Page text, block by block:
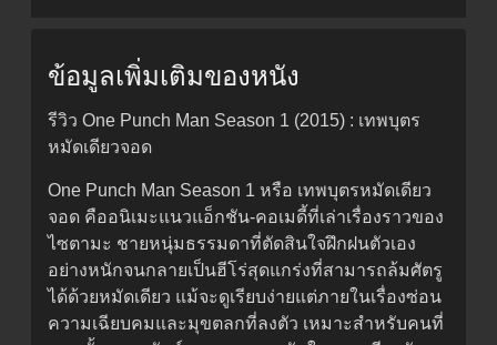
ข้อมูลเพิ่มเติมของหนัง
รีวิว One Punch Man Season 1 (2015) : เทพบุตร
หมัดเดียวจอด
One Punch Man Season 1 หรือ เทพบุตรหมัดเดียว
จอด คืออนิเมะแนวแอ็กชัน-คอเมดี้ที่เล่าเรื่องราวของ
ไซตามะ ชายหนุ่มธรรมดาที่ตัดสินใจฝึกฝนตัวเอง
อย่างหนักจนกลายเป็นฮีโร่สุดแกร่งที่สามารถล้มศัตรู
ได้ด้วยหมัดเดียว แม้จะดูเรียบง่ายแต่ภายในเรื่องซ่อน
ความเฉียบคมและมุขตลกที่ลงตัว เหมาะสำหรับคนที่